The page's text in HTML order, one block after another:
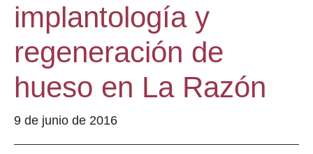
implantología y
regeneración de
hueso en La Razón
9 de junio de 2016